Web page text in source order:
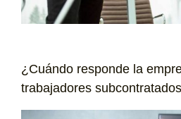
¿Cuándo responde la
trabajadores